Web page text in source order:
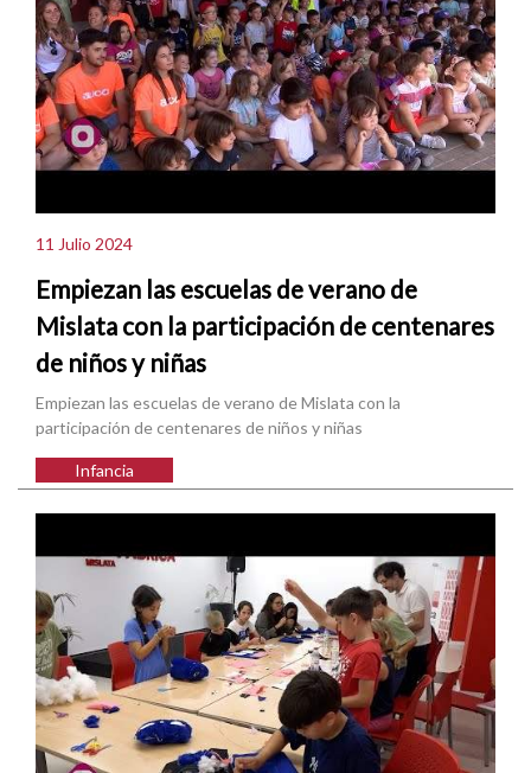
11 Julio 2024
Empiezan las escuelas de verano de
Mislata con la participación de centenares
de niños y niñas
Empiezan las escuelas de verano de Mislata con la
participación de centenares de niños y niñas
Infancia